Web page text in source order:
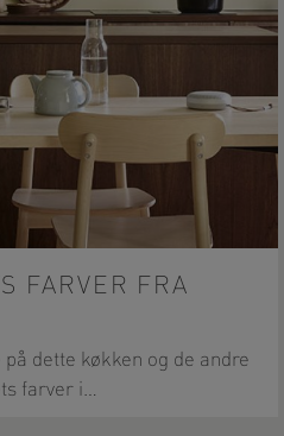
FARVER FRA
dette køkken og de andre
farver i…